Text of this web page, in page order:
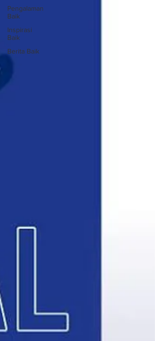
Pengalaman
Baik
Inspirasi
Baik
Berita Baik